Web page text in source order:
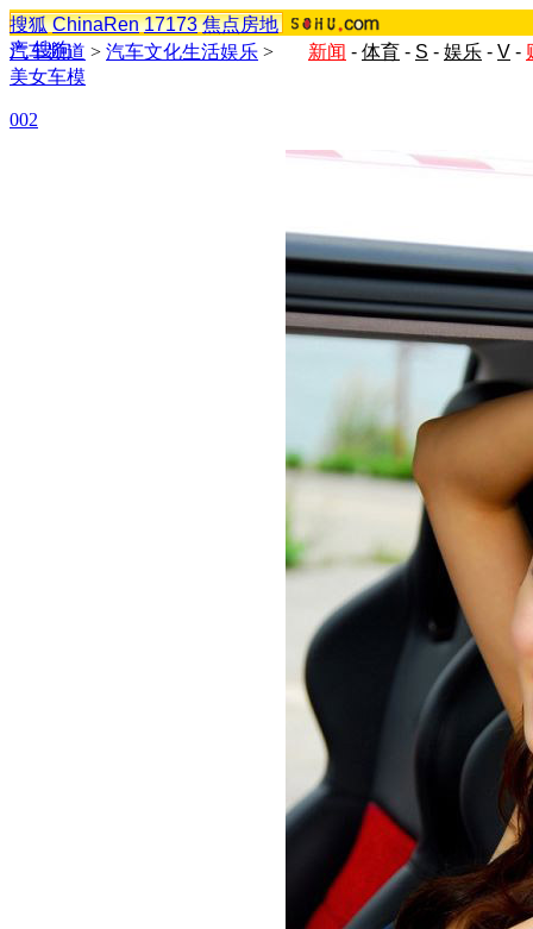
搜狐 ChinaRen 17173 焦点房地
产 搜狗 新闻 - 体育 - S - 娱乐 - V -
汽车频道 > 汽车文化生活娱乐 >
美女车模
002